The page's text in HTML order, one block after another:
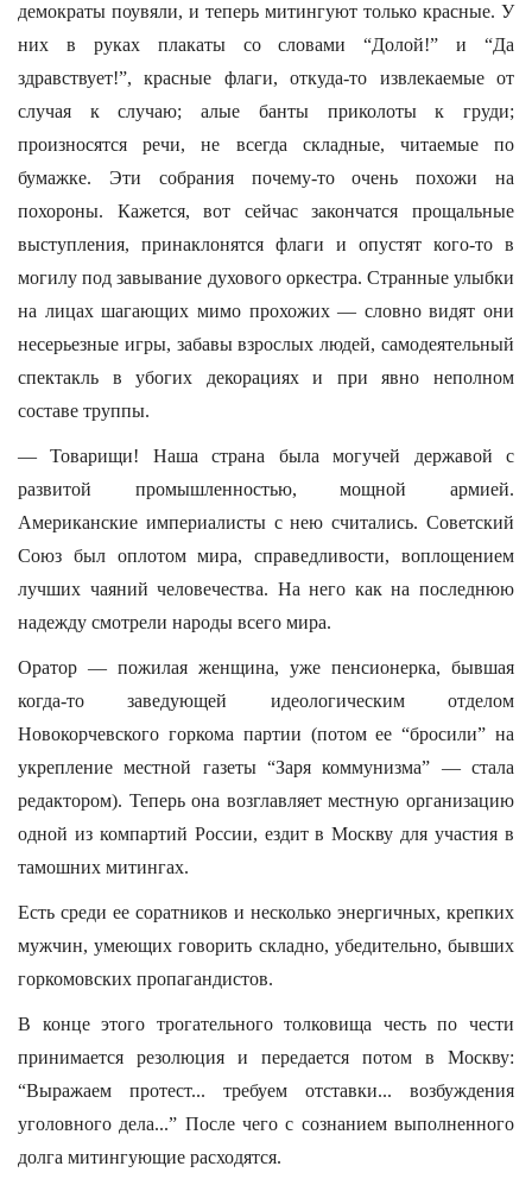
демократы поувяли, и теперь митингуют только красные. У
них в руках плакаты со словами “Долой!” и “Да
здравствует!”, красные флаги, откуда-то извлекаемые от
случая к случаю; алые банты приколоты к груди;
произносятся речи, не всегда складные, читаемые по
бумажке. Эти собрания почему-то очень похожи на
похороны. Кажется, вот сейчас закончатся прощальные
выступления, принаклонятся флаги и опустят кого-то в
могилу под завывание духового оркестра. Странные улыбки
на лицах шагающих мимо прохожих — словно видят они
несерьезные игры, забавы взрослых людей, самодеятельный
спектакль в убогих декорациях и при явно неполном
составе труппы.
— Товарищи! Наша страна была могучей державой с
развитой промышленностью, мощной армией.
Американские империалисты с нею считались. Советский
Союз был оплотом мира, справедливости, воплощением
лучших чаяний человечества. На него как на последнюю
надежду смотрели народы всего мира.
Оратор — пожилая женщина, уже пенсионерка, бывшая
когда-то заведующей идеологическим отделом
Новокорчевского горкома партии (потом ее “бросили” на
укрепление местной газеты “Заря коммунизма” — стала
редактором). Теперь она возглавляет местную организацию
одной из компартий России, ездит в Москву для участия в
тамошних митингах.
Есть среди ее соратников и несколько энергичных, крепких
мужчин, умеющих говорить складно, убедительно, бывших
горкомовских пропагандистов.
В конце этого трогательного толковища честь по чести
принимается резолюция и передается потом в Москву:
“Выражаем протест... требуем отставки... возбуждения
уголовного дела...” После чего с сознанием выполненного
долга митингующие расходятся.